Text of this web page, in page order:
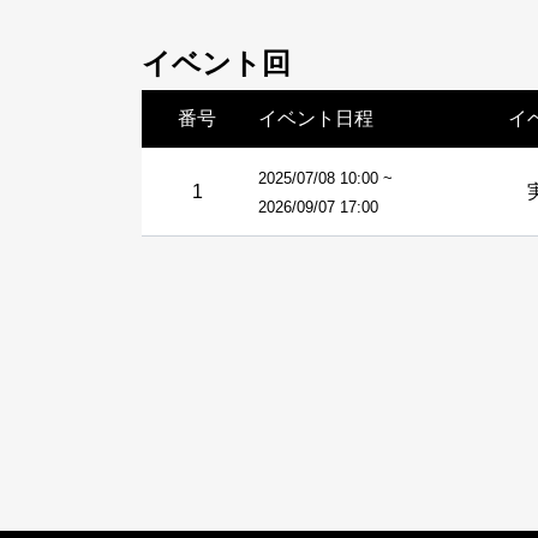
イベント回
番号 イベント日程 イ
1
2025/07/08 10:00 ~
2026/09/07 17:00